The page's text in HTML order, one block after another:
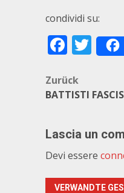
condividi su:
Zurück
BATTISTI
Lascia un
Devi essere
VERWANDTE